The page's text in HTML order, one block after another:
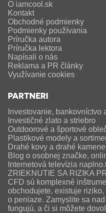
O iamcool.sk
Kontakt
Obchodné podmienky
Podmienky používania
Príručka autora
Príručka lektora
Napísali o nás
Reklama a PR články
Využívanie cookies
PARTNERI
Investovanie, bankovníctvo
Investičné zlato a striebro
Outdoorové a športové
Plastikové modely a
Drahé kovy a drahé kamene
Blog o osobnej značke,
Internetová televízia
ZRIEKNUTIE SA RIZIKA
CFD sú komplexné
obchodujete, existuje
o peniaze. Zamyslite sa
fungujú, a či si môžete